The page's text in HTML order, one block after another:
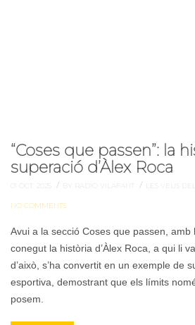
“Coses que passen”: la
superació d’Àlex Roca
01 OCT. 2025 / BY RADIO VILAFANT / LES VEUS
NO COMMENTS
Avui a la secció Coses que passen, amb
conegut la història d’Àlex Roca, a qui li
d’això, s’ha convertit en un exemple de
esportiva, demostrant que els límits
posem.